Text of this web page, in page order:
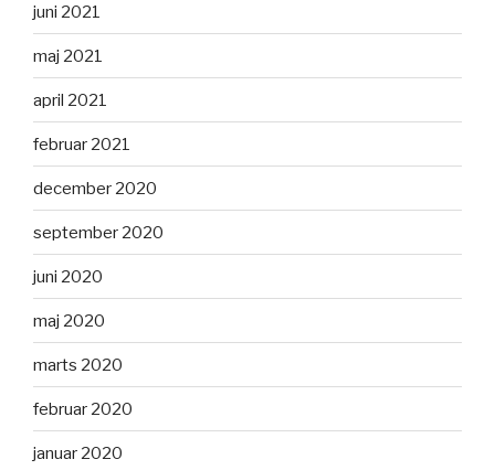
juni 2021
maj 2021
april 2021
februar 2021
december 2020
september 2020
juni 2020
maj 2020
marts 2020
februar 2020
januar 2020